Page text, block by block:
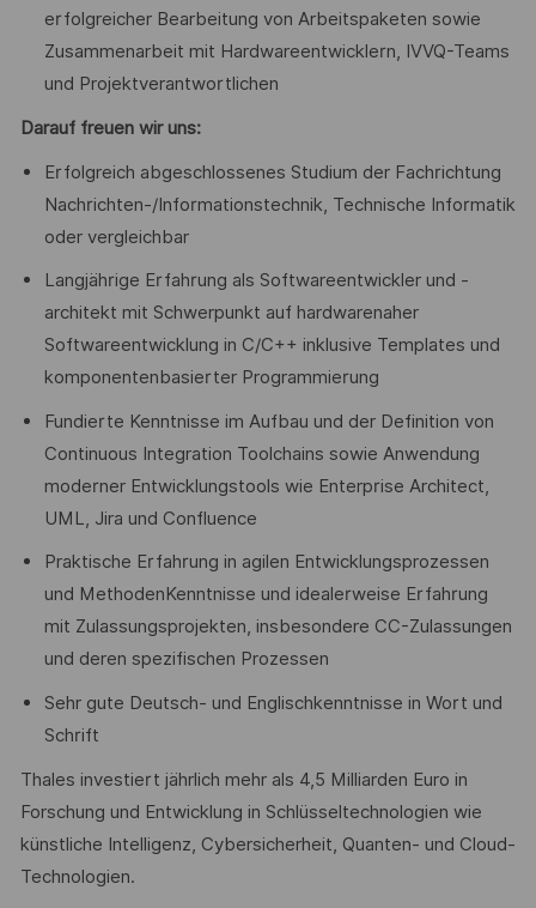
erfolgreicher Bearbeitung von Arbeitspaketen sowie
Zusammenarbeit mit Hardwareentwicklern, IVVQ-Teams
und Projektverantwortlichen
Darauf freuen wir uns:
Erfolgreich abgeschlossenes Studium der Fachrichtung
Nachrichten-/Informationstechnik, Technische Informatik
oder vergleichbar
Langjährige Erfahrung als Softwareentwickler und -
architekt mit Schwerpunkt auf hardwarenaher
Softwareentwicklung in C/C++ inklusive Templates und
komponentenbasierter Programmierung
Fundierte Kenntnisse im Aufbau und der Definition von
Continuous Integration Toolchains sowie Anwendung
moderner Entwicklungstools wie Enterprise Architect,
UML, Jira und Confluence
Praktische Erfahrung in agilen Entwicklungsprozessen
und MethodenKenntnisse und idealerweise Erfahrung
mit Zulassungsprojekten, insbesondere CC-Zulassungen
und deren spezifischen Prozessen
Sehr gute Deutsch- und Englischkenntnisse in Wort und
Schrift
Thales investiert jährlich mehr als 4,5 Milliarden Euro in
Forschung und Entwicklung in Schlüsseltechnologien wie
künstliche Intelligenz, Cybersicherheit, Quanten- und Cloud-
Technologien.